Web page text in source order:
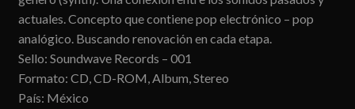
actuales. Concepto que contiene pop electrónico – pop
analógico. Buscando renovación en cada etapa.
Sello: Soundwave Records ‎– 001
Formato: CD, CD-ROM, Album, Stereo
País: México